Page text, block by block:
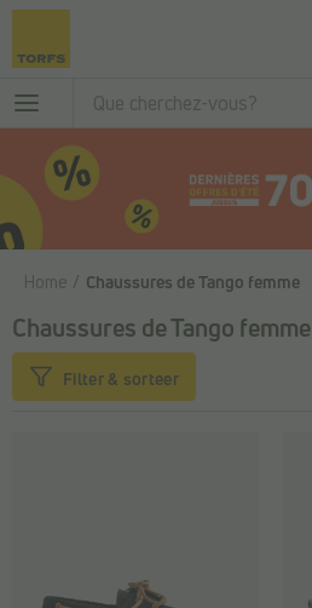
Passer au contenu principal
Home Chaussures de Tango femme
Chaussures de Tango femme
Filter & sorteer